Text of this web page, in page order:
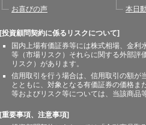
お喜びの声
本日
[投資顧問契約に係るリスクについて]
国内上場有価証券等には株式相場、金
等（市場リスク）それらに関する外部評
リスク）があります。
信用取引を行う場合は、信用取引の額が
とともに、対象となる有価証券の価格
等およびリスク等については、当該商品
[重要事項、注意事項]